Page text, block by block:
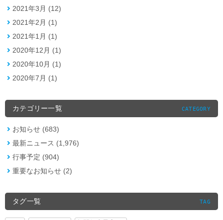
2021年3月 (12)
2021年2月 (1)
2021年1月 (1)
2020年12月 (1)
2020年10月 (1)
2020年7月 (1)
カテゴリー一覧 CATEGORY
お知らせ (683)
最新ニュース (1,976)
行事予定 (904)
重要なお知らせ (2)
タグ一覧 TAG